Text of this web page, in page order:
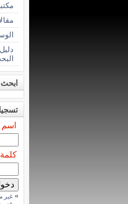
ابحث
كلمة
» غير